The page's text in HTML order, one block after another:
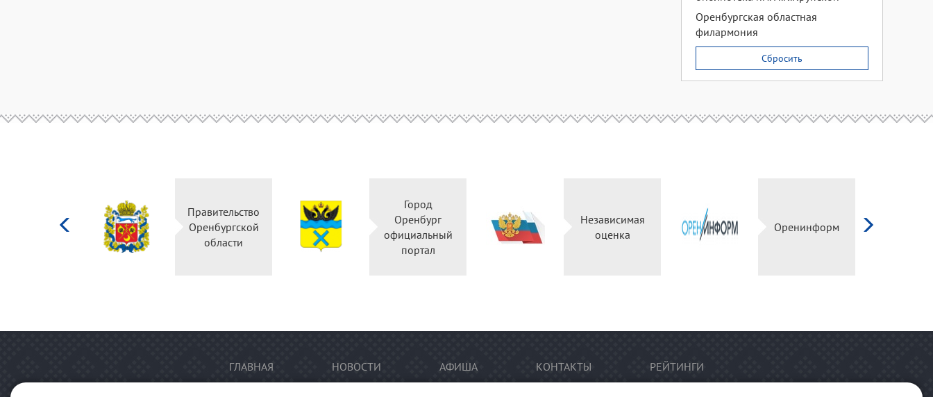
Оренбургская областная
филармония
Сбросить
Правительство
Оренбургской
области
Город
Оренбург
официальный
портал
Независимая
оценка
Оренинформ
ГЛАВНАЯ НОВОСТИ АФИША КОНТАКТЫ РЕЙТИНГИ